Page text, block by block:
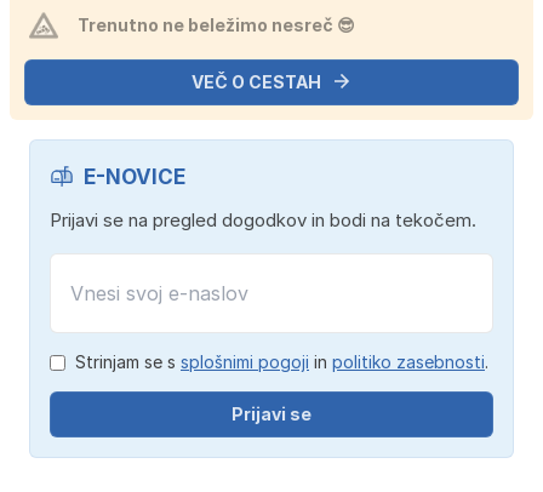
Trenutno ne beležimo nesreč 😎
VEČ O CESTAH
E-NOVICE
Prijavi se na pregled dogodkov in bodi na tekočem.
Strinjam se s splošnimi pogoji in politiko zasebnosti.
Prijavi se